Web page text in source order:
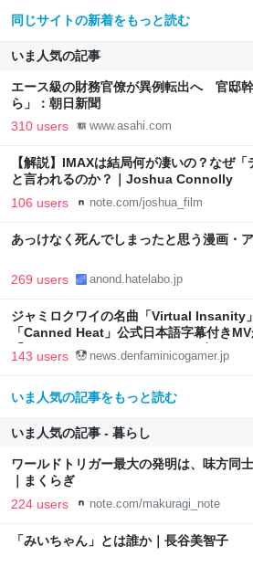
同じサイトの新着をもっと読む
いま人気の記事
エース級の財務官僚が異例転出へ 官邸
ら」：朝日新聞
310 users www.asahi.com
【解説】IMAXは結局何が凄いの？なぜ「
と言われるのか？｜Joshua Connolly
106 users note.com/joshua_film
あっけなく死んでしまったと思う漫画・
269 users anond.hatelabo.jp
ジャミロクワイの名曲「Virtual Insanity
「Canned Heat」公式日本語字幕付きMV
「SUMMER SONIC 2026」での9年ぶり
143 users news.denfaminicogamer.jp
いま人気の記事をもっと読む
いま人気の記事 - 暮らし
ワールドトリガー最大の発明は、味方同
｜まくらぎ
224 users note.com/makuragi_note
「みいちゃん」とは誰か｜長谷美智子